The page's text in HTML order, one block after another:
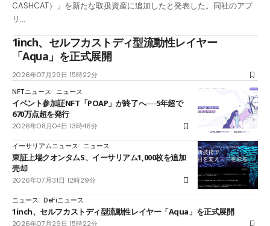
CASHCAT）」を新たな取扱資産に追加したと発表した。同社のアプ
リ…
1inch、セルフカストディ型流動性レイヤー
「Aqua」を正式展開
2026年07月29日 15時22分
NFTニュース
ニュース
イベント参加証NFT「POAP」が終了へ──5年超で
670万点超を発行
2026年08月04日 13時46分
イーサリアムニュース ニュース
東証上場クオンタムS、イーサリアム1,000枚を追加
売却
2026年07月31日 12時29分
ニュース DeFiニュース
1inch、セルフカストディ型流動性レイヤー「Aqua」を正式展開
2026年07月29日 15時22分